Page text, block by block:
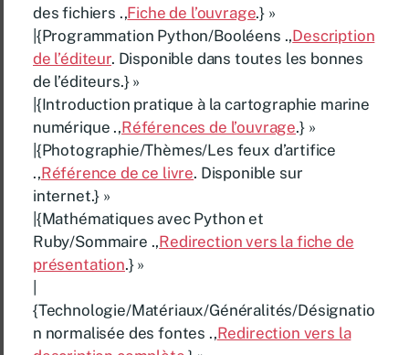
des fichiers .,Fiche de l’ouvrage.} »
|{Programmation Python/Booléens .,Description
de l’éditeur. Disponible dans toutes les bonnes
de l’éditeurs.} »
|{Introduction pratique à la cartographie marine
numérique .,Références de l’ouvrage.} »
|{Photographie/Thèmes/Les feux d’artifice
.,Référence de ce livre. Disponible sur
internet.} »
|{Mathématiques avec Python et
Ruby/Sommaire .,Redirection vers la fiche de
présentation.} »
{Technologie/Matériaux/Généralités/Désignatio
n normalisée des fontes .,Redirection vers la